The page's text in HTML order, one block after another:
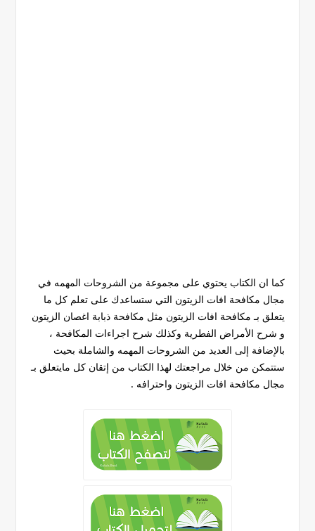
كما ان الكتاب يحتوي على مجموعة من الشروحات المهمه في
مجال مكافحة افات الزيتون التي ستساعدك على تعلم كل ما
يتعلق بـ مكافحة افات الزيتون مثل مكافحة ذبابة اغصان الزيتون
و شرح الأمراض الفطرية وكذلك شرح اجراءات المكافحة ،
بالإضافة إلى العديد من الشروحات المهمه والشاملة بحيث
ستتمكن من خلال مراجعتك لهذا الكتاب من إتقان كل مايتعلق بـ
مجال مكافحة افات الزيتون واحترافه .